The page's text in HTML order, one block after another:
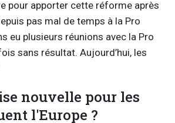
pour apporter cette réforme après
pas mal de temps à la Pro
eu plusieurs réunions avec la Pro
sans résultat. Aujourd’hui, les
nouvelle pour les
l'Europe ?